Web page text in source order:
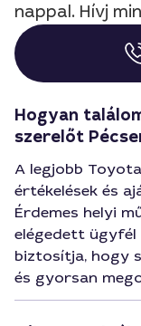
nappal. Hívj
Hogyan
szerelőt
A legjobb
értékelések és
Érdemes helyi
elégedett ügyfél
biztosítja, hogy
és gyorsan